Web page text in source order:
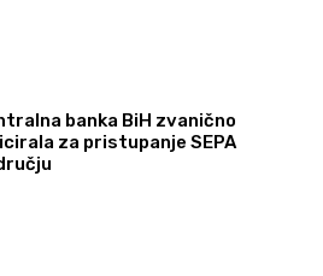
banka BiH zvanično
za pristupanje SEPA